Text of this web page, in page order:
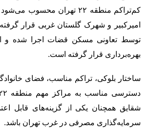
کم‌تراکم منطقه ۲۲ تهران محسوب
امیرکبیر و شهرک گلستان غربی قرار
بهره‌برداری قرار گرفته است.
ساختار بلوکی، تراکم مناسب، فضای
شقایق همچنان یکی از گزینه‌های قابل
سرمایه‌گذاری مصرفی در غرب تهران باشد.